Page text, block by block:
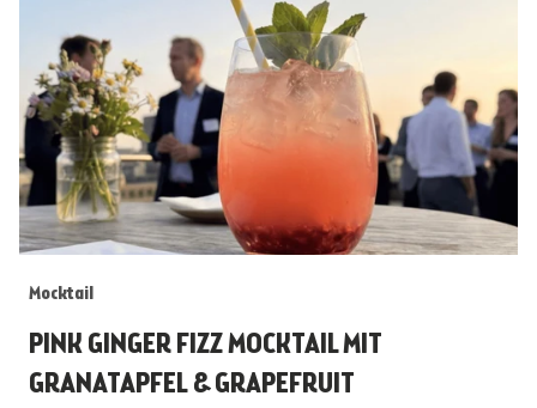
Mocktail
PINK GINGER FIZZ MOCKTAIL MIT
GRANATAPFEL & GRAPEFRUIT